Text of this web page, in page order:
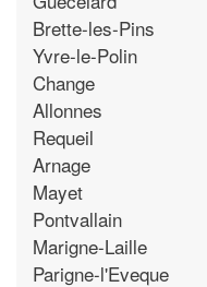
Brette-les-Pins
Yvre-le-Polin
Change
Allonnes
Requeil
Arnage
Mayet
Pontvallain
Marigne-Laille
Parigne-l'Eveque